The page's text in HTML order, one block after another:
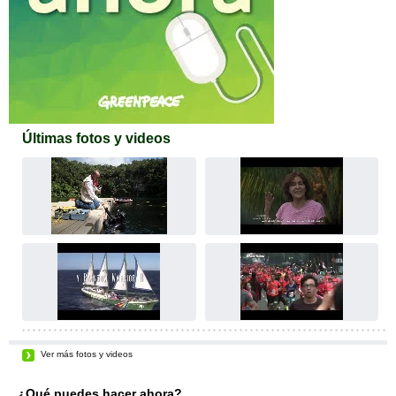
Últimas fotos y videos
Ver más fotos y videos